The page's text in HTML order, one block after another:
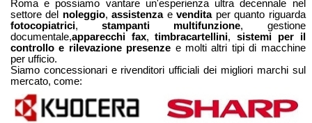
Roma e possiamo vantare un'esperienza ultra decennale nel
settore del noleggio,assistenzaevenditaper quanto riguarda
fotocopiatrici,stampanti multifunzione, gestione
documentale,apparecchi fax,timbracartellini,sistemi per il
controllo e rilevazione presenze e molti altri tipi di macchine
per ufficio.
Siamo concessionari e rivenditori ufficiali dei migliori marchi sul
mercato, come: